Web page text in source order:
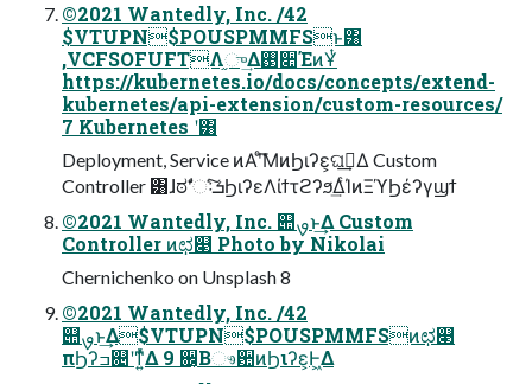
©2021 Wantedly, Inc. /42
$VTUPN$POUSPMMFSͱ͸
,VCFSOFUFTΛ֦ு͢Δ࢓૊ΈͷҰͭ
https://kubernetes.io/docs/concepts/extend-
kubernetes/api-extension/custom-resources/
7 Kubernetes ʹ͸
Deployment, Service ͷΑ͏ʹͨ͘͞ΜͷϦιʔε͕ଘࡏ͢Δ Custom
Controller ͸ɺಠࣗʹઃܭͨ͠ϦιʔεΛίϯτϩʔϧ͢ΔͨΊͷΞϓϦέʔγϣϯ
©2021 Wantedly, Inc. ୊ࡐͱ͢Δ Custom
Controller ͷಛ௃ Photo by Nikolai
Chernichenko on Unsplash 8
©2021 Wantedly, Inc. /42
୊ࡐͱ͢Δ$VTUPN$POUSPMMFSͷಛ௃
πϦʔߏ଄ʹͳ͍ͬͯΔ 9 ਌͔Βෳ਺ͷϦιʔε͕Ͱ͖Δ